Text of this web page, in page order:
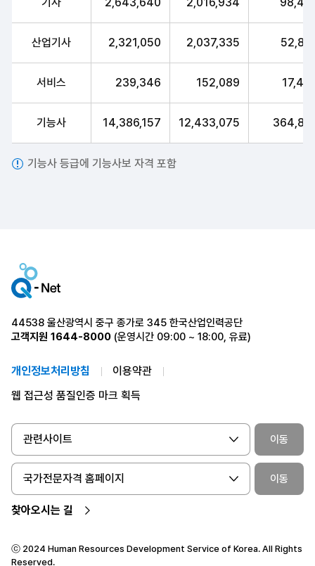
기사 2,643,640 2,016,934
산업기사 2,321,050 2,037,335
서비스 239,346 152,089
기능사 14,386,157 12,433,075
기능사 등급에 기능사보 자격 포함
44538 울산광역시 중구 종가로 345 한국산업인력공단
고객지원 1644-8000 (운영시간 09:00 ~ 18:00, 유료)
개인정보처리방침
이용약관
웹 접근성 품질인증 마크 획득
관련사이트 이동
국가전문자격 홈페이지 이동
찾아오시는 길
ⓒ 2024 Human Resources Development Service of Korea. All Rights
Reserved.